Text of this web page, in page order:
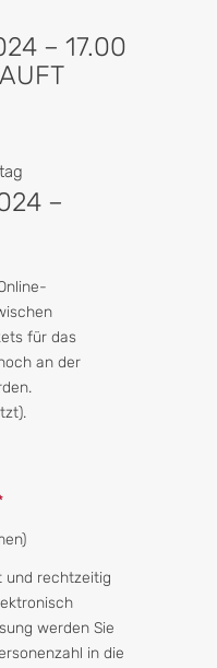
– 17.00
–
für das
an der
und rechtzeitig
werden Sie
in die